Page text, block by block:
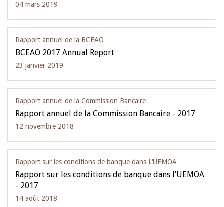
04 mars 2019
Rapport annuel de la BCEAO
BCEAO 2017 Annual Report
23 janvier 2019
Rapport annuel de la Commission Bancaire
Rapport annuel de la Commission Bancaire - 2017
12 novembre 2018
Rapport sur les conditions de banque dans L‘UEMOA
Rapport sur les conditions de banque dans l’UEMOA
- 2017
14 août 2018